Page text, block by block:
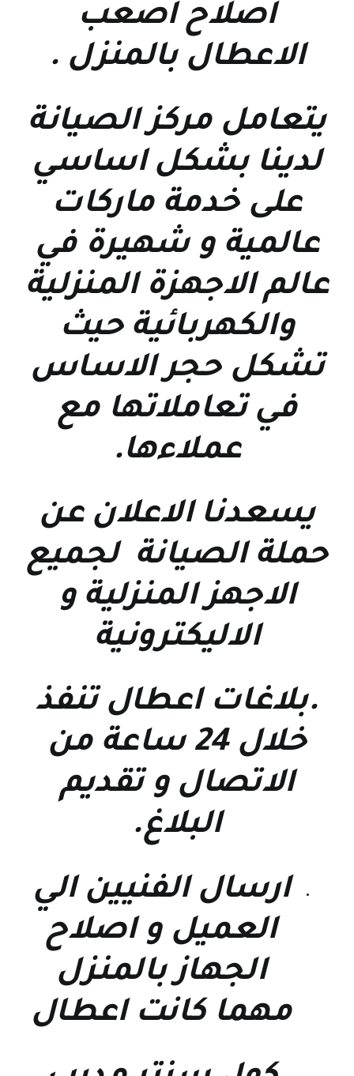
اصلاح اصعب
الاعطال بالمنزل .
يتعامل مركز الصيانة
لدينا بشكل اساسي
على خدمة ماركات
عالمية و شهيرة في
عالم الاجهزة المنزلية
والكهربائية حيث
تشكل حجر الاساس
في تعاملاتها مع
عملاءها.
يسعدنا الاعلان عن
حملة الصيانة لجميع
الاجهز المنزلية و
الاليكترونية
.بلاغات اعطال تنفذ
خلال 24 ساعة من
الاتصال و تقديم
البلاغ.
ارسال الفنيين الي
العميل و اصلاح
الجهاز بالمنزل
مهما كانت اعطال